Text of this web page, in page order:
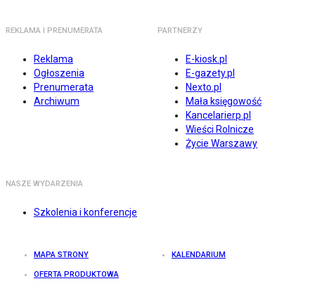
REKLAMA I PRENUMERATA
Reklama
Ogłoszenia
Prenumerata
Archiwum
PARTNERZY
E-kiosk.pl
E-gazety.pl
Nexto.pl
Mała księgowość
Kancelarierp.pl
Wieści Rolnicze
Życie Warszawy
NASZE WYDARZENIA
Szkolenia i konferencje
MAPA STRONY KALENDARIUM
OFERTA PRODUKTOWA